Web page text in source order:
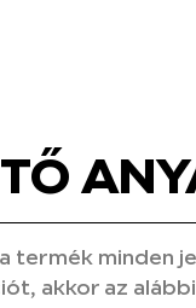
termék minden
akkor az